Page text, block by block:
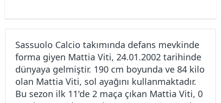
Sassuolo Calcio takımında defans mevkinde
forma giyen Mattia Viti, 24.01.2002 tarihinde
dünyaya gelmiştir. 190 cm boyunda ve 84 kilo
olan Mattia Viti, sol ayağını kullanmaktadır.
Bu sezon ilk 11'de 2 maça çıkan Mattia Viti, 0